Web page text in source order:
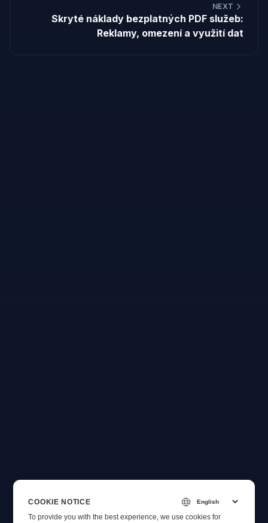
NEXT
Skryté náklady bezplatných PDF služeb:
Reklamy, omezení a využití dat
COOKIE NOTICE
To provide you with the best experience, we use cookies for